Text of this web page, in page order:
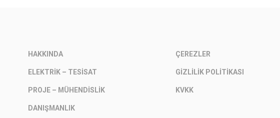
HAKKINDA
ELEKTRIK – TESISAT
PROJE – MÜHENDISLIK
DANIŞMANLIK
ÇEREZLER
GIZLILIK POLITIKASI
KVKK